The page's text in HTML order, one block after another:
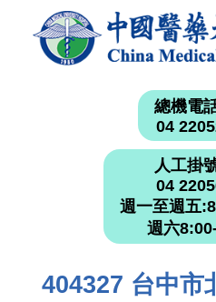
總機電
04
人工掛
04
週一至週五
週六
404327 台中市